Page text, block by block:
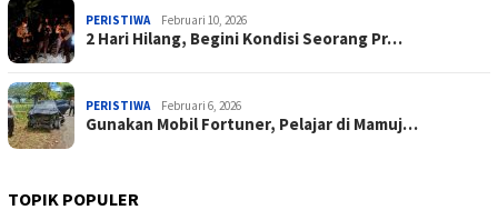
PERISTIWA Februari 10, 2026
2 Hari Hilang, Begini Kondisi Seorang Pr…
PERISTIWA Februari 6, 2026
Gunakan Mobil Fortuner, Pelajar di Mamuj…
TOPIK POPULER